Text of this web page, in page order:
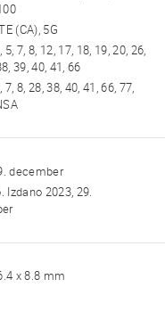
(CA), 5G
5, 7, 8, 12, 17, 18, 19, 20, 26,
39, 40, 41, 66
7, 8, 28, 38, 40, 41, 66, 77,
december
Izdano 2023, 29.
x 8.8 mm